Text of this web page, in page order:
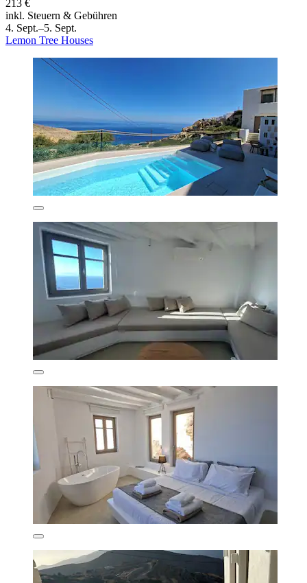
213 €
inkl. Steuern & Gebühren
4. Sept.–5. Sept.
Lemon Tree Houses